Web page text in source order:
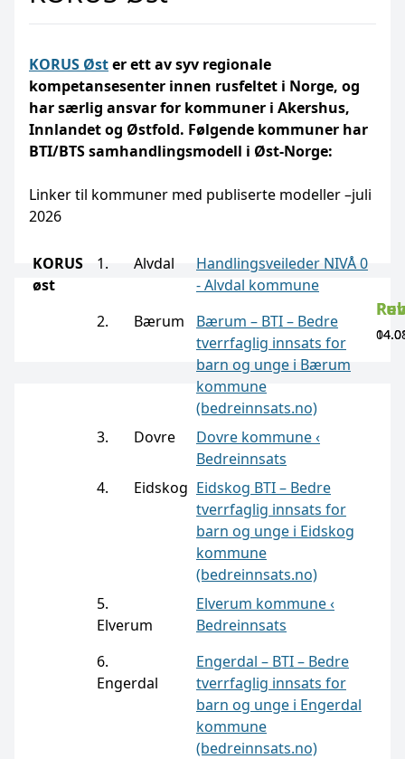
KORUS Øster ett av syv regionale
kompetansesenter innen rusfeltet i Norge, og
har særlig ansvar for kommuner i Akershus,
Innlandet og Østfold. Følgende kommuner har
BTI/BTS samhandlingsmodell i Øst-Norge:
Linker til kommuner med publiserte modeller –juli
2026
KORUS
øst
1. Alvdal
Handlingsveileder NIVÅ 0
- Alvdal kommune
2. Bærum
Bærum – BTI – Bedre
tverrfaglig innsats for
barn og unge i Bærum
kommune
(bedreinnsats.no)
3. Dovre
Dovre kommune ‹
Bedreinnsats
4. Eidskog Eidskog BTI – Bedre
tverrfaglig innsats for
barn og unge i Eidskog
kommune
(bedreinnsats.no)
5.
Elverum
Elverum kommune ‹
Bedreinnsats
6.
Engerdal
Engerdal – BTI – Bedre
tverrfaglig innsats for
barn og unge i Engerdal
kommune
(bedreinnsats.no)